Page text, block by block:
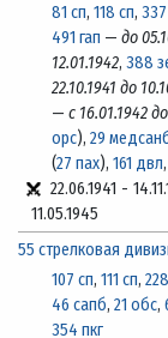
81 сп, 118 сп,
491 гап — до
12.01.1942, 388
22.10.1941 до
— с 16.01.1942
орс), 29
(27 пах), 161 двл,
22.06.1941 -
11.05.1945
55 стрелковая
107 сп, 111 сп,
46 сапб, 21 обс,
354 пкг